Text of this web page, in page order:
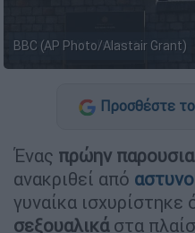
BBC (AP Photo/Alastair Grant)
Προσθέστε
Ένας πρώην
ανακριθεί από
γυναίκα ισχυρίστηκε
σεξουαλικάστα